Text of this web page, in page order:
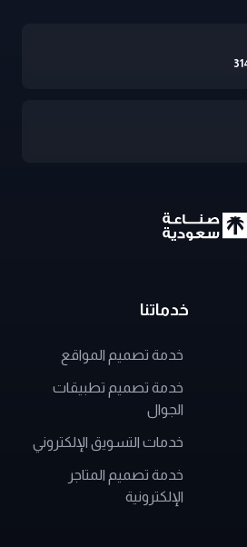
خدماتنا
خدمة تصميم المواقع
خدمة تصميم تطبيقات
الجوال
خدمات التسويق الإلكتروني
خدمة تصميم المتاجر
الإلكترونية